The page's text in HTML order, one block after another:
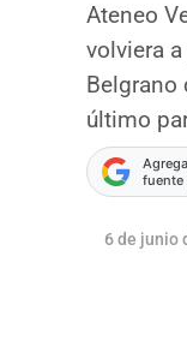
Ateneo
volviera
Belgrano
último
fuente
6 de junio